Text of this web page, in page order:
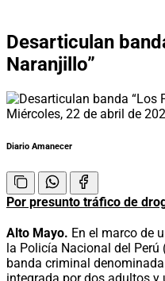
Desarticulan
Naranjillo”
Miércoles, 22 de abril de
Diario Amanecer
Por presunto tráfico de
Alto Mayo. En el marco de
la Policía Nacional del
banda criminal